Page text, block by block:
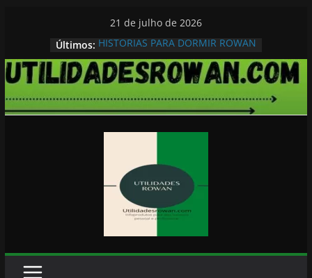
conteúdo
21 de julho de 2026
Últimos: HISTORIAS PARA DORMIR ROWAN